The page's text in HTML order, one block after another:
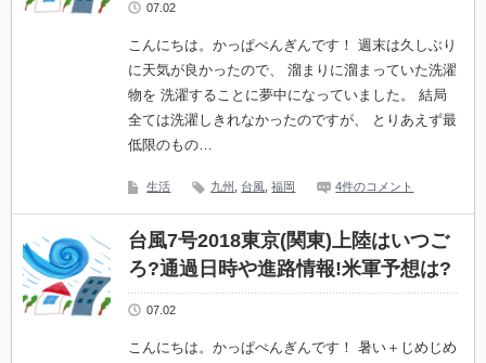
07.02
こんにちは。かっぱぺんぎんです！ 週末は久しぶり
に天気が良かったので、 溜まりに溜まっていた洗濯
物を 洗濯することに夢中になっていました。 結局
全ては洗濯しきれなかったのですが、 とりあえず最
低限のもの…
生活 九州 台風 ,福岡 4件のコメント
台風7号2018東京(関東)上陸はいつご
ろ?通過日時や進路情報!米軍予想は?
07.02
こんにちは。かっぱぺんぎんです！ 暑い＋じめじめ